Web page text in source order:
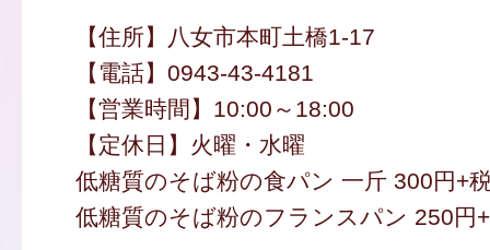
【住所】八女市本町土橋1-17
【電話】0943-43-4181
【営業時間】10:00～18:00
【定休日】火曜・水曜
低糖質のそば粉の食パン 一斤 300円+
低糖質のそば粉のフランスパン 250円